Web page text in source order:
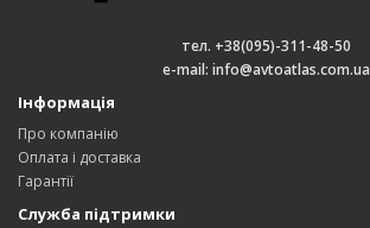
тел. +38(095)-311-48-50
e-mail: info@avtoatlas.com.ua
Інформація
Про компанію
Оплата і доставка
Гарантії
Служба підтримки